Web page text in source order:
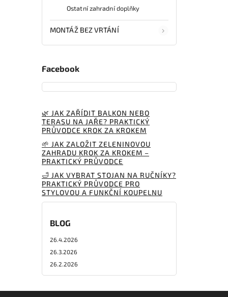
Ostatní zahradní doplňky
MONTÁŽ BEZ VRTÁNÍ
Facebook
🌿 JAK ZAŘÍDIT BALKON NEBO
TERASU NA JAŘE? PRAKTICKÝ
PRŮVODCE KROK ZA KROKEM
🌱 JAK ZALOŽIT ZELENINOVOU
ZAHRADU KROK ZA KROKEM –
PRAKTICKÝ PRŮVODCE
🛁 JAK VYBRAT STOJAN NA RUČNÍKY?
PRAKTICKÝ PRŮVODCE PRO
STYLOVOU A FUNKČNÍ KOUPELNU
BLOG
26.4.2026
26.3.2026
26.2.2026